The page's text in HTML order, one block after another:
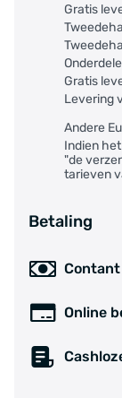
Gratis
Gratis
Levering
Andere
Indien
"de
tarieven
Betaling
Contant
Online